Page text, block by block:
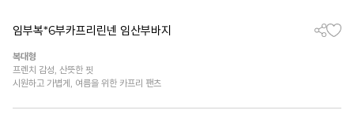
임부복*6부카프리린넨 임산부바지
복대형
프렌치 감성, 산뜻한 핏
시원하고 가볍게, 여름을 위한 카프리 팬츠